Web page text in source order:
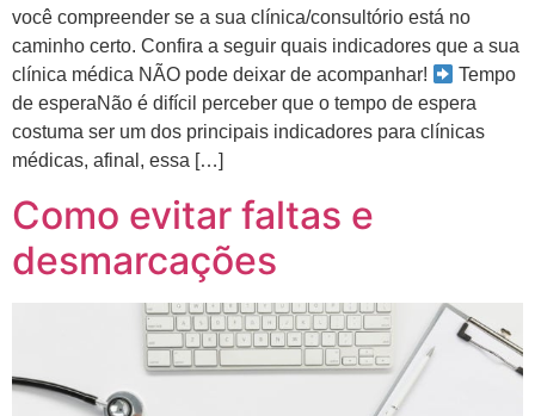
você compreender se a sua clínica/consultório está no
caminho certo. Confira a seguir quais indicadores que a sua
clínica médica NÃO pode deixar de acompanhar!
Tempo
de esperaNão é difícil perceber que o tempo de espera
costuma ser um dos principais indicadores para clínicas
médicas, afinal, essa […]
Como evitar faltas e
desmarcações